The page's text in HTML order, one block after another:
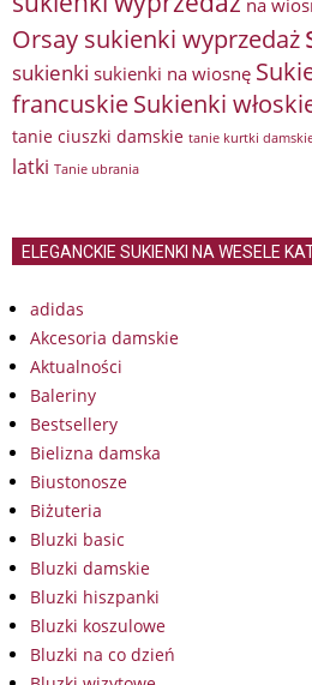
na
Orsay sukienki wyprzedaż
sukienki sukienki na wiosnę
francuskieSukienki
tanie ciuszki damskie tanie kurtki
latki Tanie ubrania
ELEGANCKIE SUKIENKI NA WESELE
adidas
Akcesoria damskie
Aktualności
Baleriny
Bestsellery
Bielizna damska
Biustonosze
Biżuteria
Bluzki basic
Bluzki damskie
Bluzki hiszpanki
Bluzki koszulowe
Bluzki na co dzień